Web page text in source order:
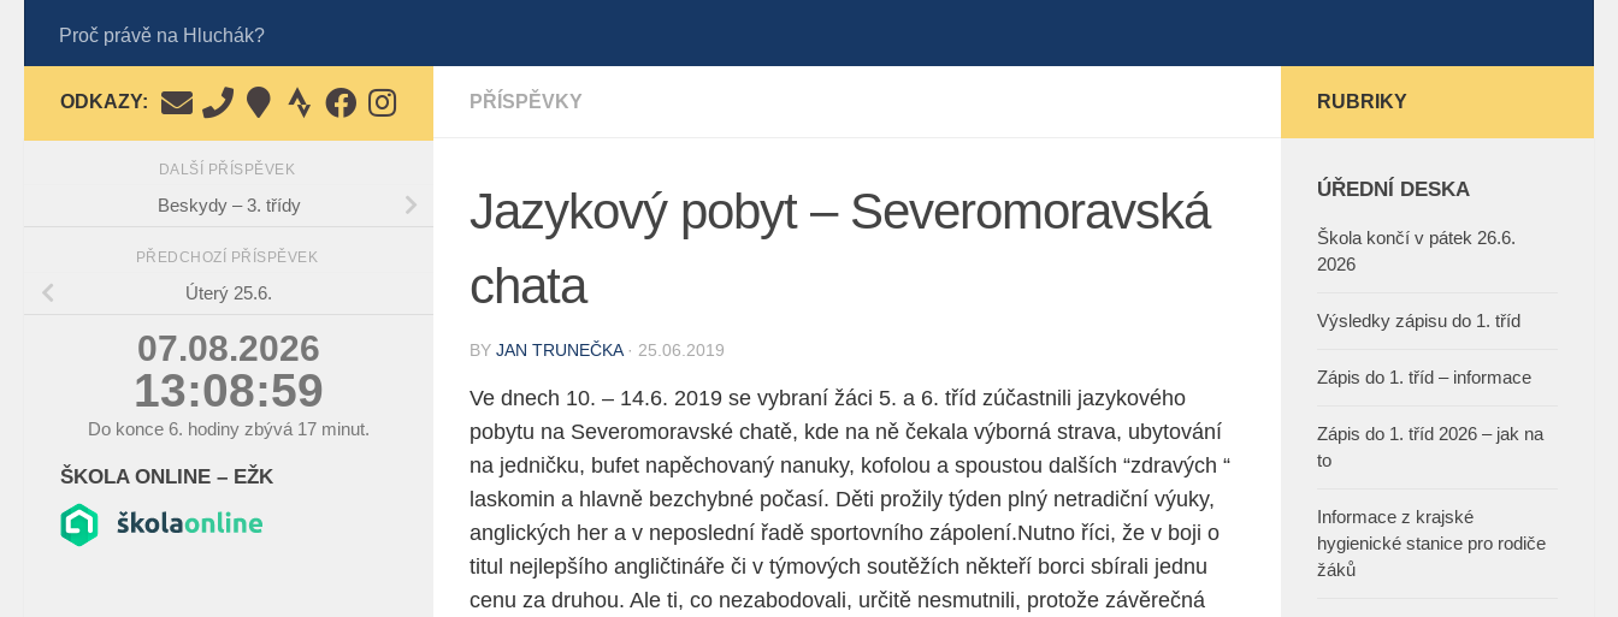
Proč právě na Hluchák?
PŘÍSPĚVKY
Jazykový pobyt – Severomoravská
chata
BY JAN TRUNEČKA · 25.06.2019
Ve dnech 10. – 14.6. 2019 se vybraní žáci 5. a 6. tříd zúčastnili jazykového
pobytu na Severomoravské chatě, kde na ně čekala výborná strava, ubytování
na jedničku, bufet napěchovaný nanuky, kofolou a spoustou dalších “zdravých “
laskomin a hlavně bezchybné počasí. Děti prožily týden plný netradiční výuky,
anglických her a v neposlední řadě sportovního zápolení.Nutno říci, že v boji o
titul nejlepšího angličtináře či v týmových soutěžích někteří borci sbírali jednu
cenu za druhou. Ale ti, co nezabodovali, určitě nesmutnili, protože závěrečná
ODKAZY:
DALŠÍ PŘÍSPĚVEK
Beskydy – 3. třídy
PŘEDCHOZÍ PŘÍSPĚVEK
Úterý 25.6.
07.08.2026
13:09:00
Do konce 6. hodiny zbývá 17 minut.
ŠKOLA ONLINE – EŽK
RUBRIKY
ÚŘEDNÍ DESKA
Škola končí v pátek 26.6.
2026
Výsledky zápisu do 1. tříd
Zápis do 1. tříd – informace
Zápis do 1. tříd 2026 – jak na
to
Informace z krajské
hygienické stanice pro rodiče
žáků